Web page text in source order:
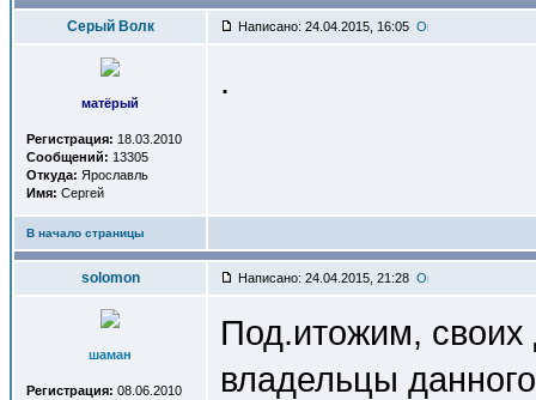
Серый Волк Написано: 24.04.2015, 16:05
матёрый
Регистрация: 18.03.2010
Сообщений: 13305
Откуда: Ярославль
Имя: Сергей
.
В начало страницы
solomon Написано: 24.04.2015, 21:28
шаман
Регистрация: 08.06.2010
Под.итожим, своих
владельцы